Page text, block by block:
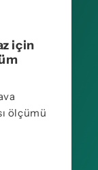
için
ölçümü